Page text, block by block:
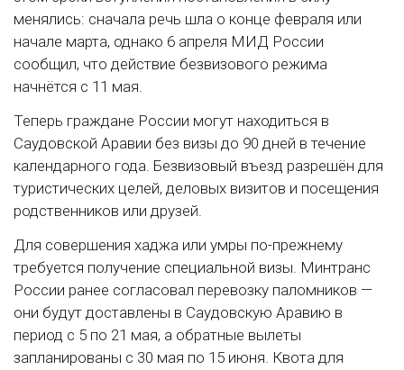
менялись: сначала речь шла о конце февраля или
начале марта, однако 6 апреля МИД России
сообщил, что действие безвизового режима
начнётся с 11 мая.
Теперь граждане России могут находиться в
Саудовской Аравии без визы до 90 дней в течение
календарного года. Безвизовый въезд разрешён для
туристических целей, деловых визитов и посещения
родственников или друзей.
Для совершения хаджа или умры по-прежнему
требуется получение специальной визы. Минтранс
России ранее согласовал перевозку паломников —
они будут доставлены в Саудовскую Аравию в
период с 5 по 21 мая, а обратные вылеты
запланированы с 30 мая по 15 июня. Квота для